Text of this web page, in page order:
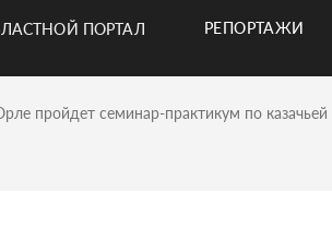
ПОРТАЛ
РЕПОРТАЖИ
пройдет семинар-практикум по казачьей